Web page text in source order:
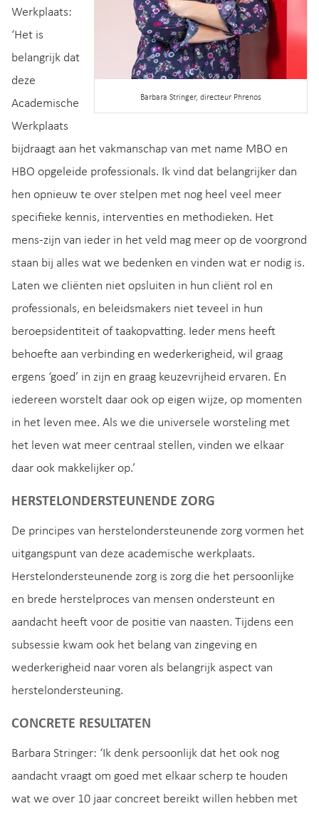
Barbara Stringer, directeur Phrenos
Werkplaats:
‘Het is
belangrijk dat
deze
Academische
Werkplaats
bijdraagt aan het vakmanschap van met name MBO en
HBO opgeleide professionals. Ik vind dat belangrijker dan
hen opnieuw te over stelpen met nog heel veel meer
specifieke kennis, interventies en methodieken. Het
mens-zijn van ieder in het veld mag meer op de voorgrond
staan bij alles wat we bedenken en vinden wat er nodig is.
Laten we cliënten niet opsluiten in hun cliënt rol en
professionals, en beleidsmakers niet teveel in hun
beroepsidentiteit of taakopvatting. Ieder mens heeft
behoefte aan verbinding en wederkerigheid, wil graag
ergens ‘goed’ in zijn en graag keuzevrijheid ervaren. En
iedereen worstelt daar ook op eigen wijze, op momenten
in het leven mee. Als we die universele worsteling met
het leven wat meer centraal stellen, vinden we elkaar
daar ook makkelijker op.’
HERSTELONDERSTEUNENDE ZORG
De principes van herstelondersteunende zorg vormen het
uitgangspunt van deze academische werkplaats.
Herstelondersteunende zorg is zorg die het persoonlijke
en brede herstelproces van mensen ondersteunt en
aandacht heeft voor de positie van naasten. Tijdens een
subsessie kwam ook het belang van zingeving en
wederkerigheid naar voren als belangrijk aspect van
herstelondersteuning.
CONCRETE RESULTATEN
Barbara Stringer: ‘Ik denk persoonlijk dat het ook nog
aandacht vraagt om goed met elkaar scherp te houden
wat we over 10 jaar concreet bereikt willen hebben met